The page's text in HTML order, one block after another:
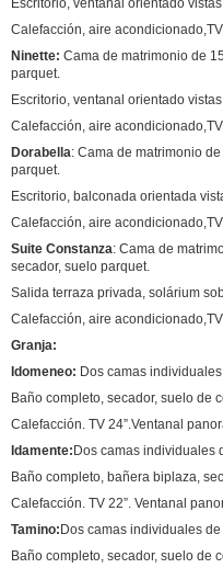
Escritorio, ventanal orientado
Calefacción, aire
Ninette: Cama de matrimonio de
parquet.
Escritorio, ventanal orientado
Calefacción, aire
Dorabella: Cama de matrimonio
parquet.
Escritorio, balconada orientada
Calefacción, aire
Suite Constanza: Cama de
secador, suelo parquet.
Salida terraza privada, solárium
Calefacción, aire
Granja:
Idomeneo: Dos camas
Baño completo, secador, suelo de
Calefacción. TV 24”.Ventanal
Idamente: Dos camas individuales
Baño completo, bañera biplaza,
Calefacción. TV 22”. Ventanal
Tamino: Dos camas individuales
Baño completo, secador, suelo de